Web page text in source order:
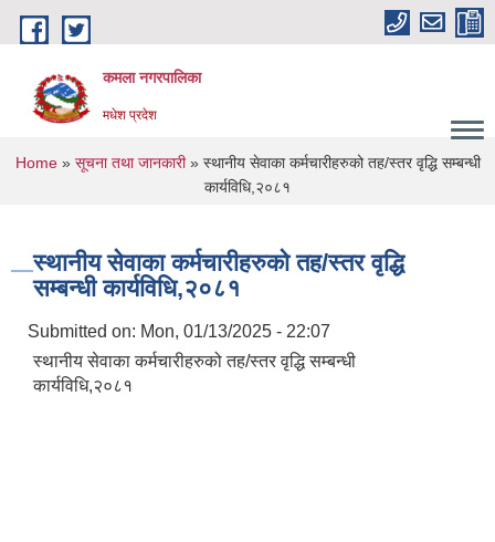
Skip to main content
कमला नगरपालिका
मधेश प्रदेश
You are here
Home» सूचना तथा जानकारी» स्थानीय सेवाका कर्मचारीहरुको तह/स्तर वृद्धि सम्बन्धी
कार्यविधि,२०८१
स्थानीय सेवाका कर्मचारीहरुको तह/स्तर वृद्धि
सम्बन्धी कार्यविधि,२०८१
Submitted on: Mon, 01/13/2025 - 22:07
स्थानीय सेवाका कर्मचारीहरुको तह/स्तर वृद्धि सम्बन्धी
कार्यविधि,२०८१